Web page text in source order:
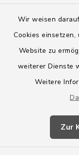
Wir weisen
Cookies
Website zu
weiterer Dienste
Weitere
Zur